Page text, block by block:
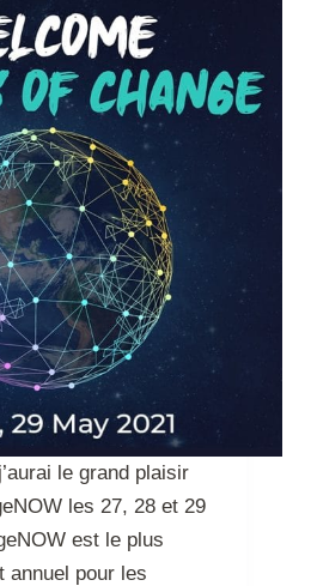
le grand plaisir
les 27, 28 et 29
est le plus
annuel pour les